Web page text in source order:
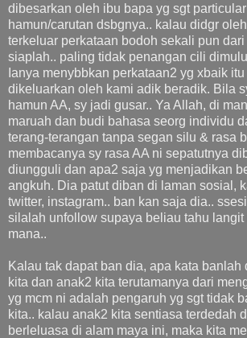
dibesarkan oleh ibu bapa yg sgt
hamun/carutan dsbgnya.. kalau didgr
terkeluar perkataan bodoh sekali pun dari
siaplah.. paling tidak penangan cili
Ianya menybbkan perkataan2 yg xbaik
dikeluarkan oleh kami adik beradik. Bila
hamun AA, sy jadi gusar.. Ya Allah, di
maruah dan budi bahasa seorg individu
terang-terangan tanpa segan silu & rasa
membacanya sy rasa AA ni sepatutnya
diungguli dan apa2 saja yg menjadikan
angkuh. Dia patut diban di laman sosial,
twitter, instagram.. ban kan saja dia..
silalah unfollow supaya beliau tahu langit
mana..
Kalau tak dapat ban dia, apa kata banlah
kita dan anak2 kita terutamanya dari
yg mcm ni adalah pengaruh yg sgt tidak
kita.. kalau anak2 kita sentiasa terdedah
berleluasa di alam maya ini, maka kita